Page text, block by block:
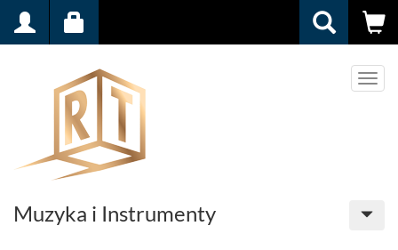
Menu
Muzyka i Instrumenty